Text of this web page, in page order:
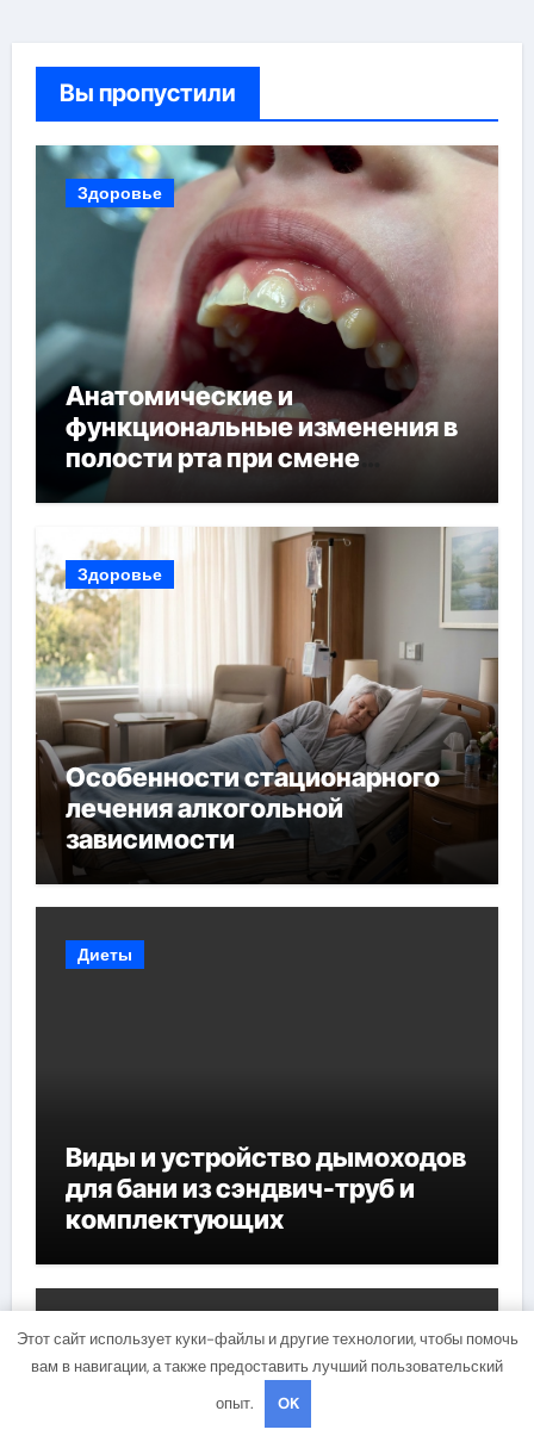
Вы пропустили
Здоровье
Анатомические и
функциональные изменения в
полости рта при смене
прикуса
Здоровье
Особенности стационарного
лечения алкогольной
зависимости
Диеты
Виды и устройство дымоходов
для бани из сэндвич-труб и
комплектующих
Здоровье
Этот сайт использует куки-файлы и другие технологии, чтобы помочь
вам в навигации, а также предоставить лучший пользовательский
опыт.
OK